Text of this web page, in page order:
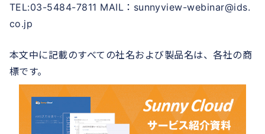
TEL:03-5484-7811 MAIL：sunnyview-webinar@ids.
co.jp
本文中に記載のすべての社名および製品名は、各社の商
標です。